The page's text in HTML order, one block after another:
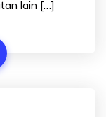
lain […]